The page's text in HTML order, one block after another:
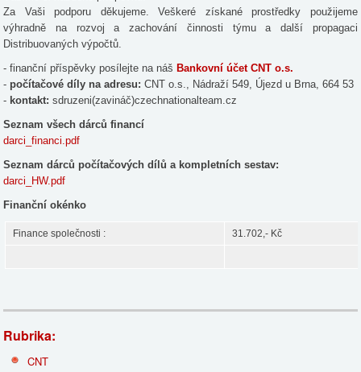
Za Vaši podporu děkujeme. Veškeré získané prostředky použijeme
výhradně na rozvoj a zachování činnosti týmu a další propagaci
Distribuovaných výpočtů.
- finanční příspěvky posílejte na náš Bankovní účet CNT o.s.
- počítačové díly na adresu: CNT o.s., Nádraží 549, Újezd u Brna, 664 53
- kontakt: sdruzeni(zavináč)czechnationalteam.cz
Seznam všech dárců financí
darci_financi.pdf
Seznam dárců počítačových dílů a kompletních sestav:
darci_HW.pdf
Finanční okénko
Finance společnosti : 31.702,- Kč
Rubrika:
CNT